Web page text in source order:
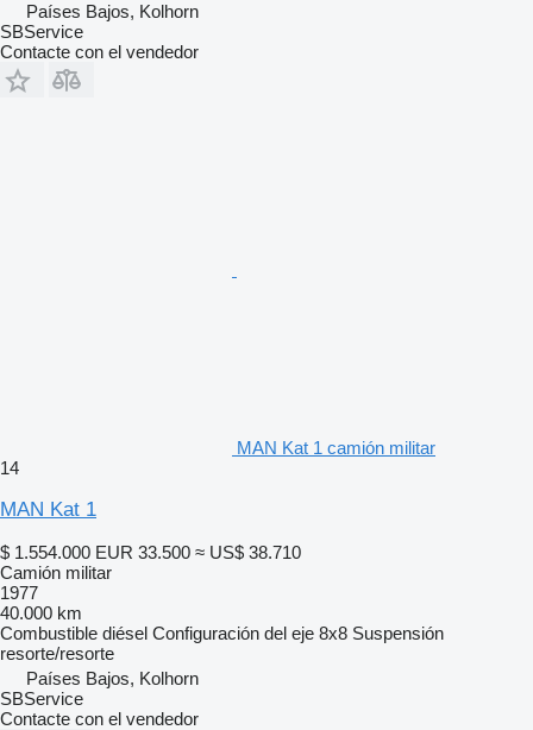
Países Bajos, Kolhorn
SBService
Contacte con el vendedor
MAN Kat 1 camión militar
14
MAN Kat 1
$ 1.554.000 EUR 33.500 ≈ US$ 38.710
Camión militar
1977
40.000 km
Combustible diésel Configuración del eje 8x8 Suspensión
resorte/resorte
Países Bajos, Kolhorn
SBService
Contacte con el vendedor